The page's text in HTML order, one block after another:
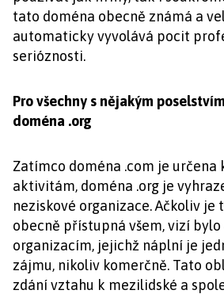
tato doména obecně známá a
automaticky vyvolává pocit
serióznosti.
Pro všechny s nějakým
doména .org
Zatímco doména .com je určena
aktivitám, doména .org je
neziskové organizace. Ačkoliv
obecně přístupná všem, vizí
organizacím, jejichž náplní je
zájmu, nikoliv komerčně. Tato
zdání vztahu k mezilidské a